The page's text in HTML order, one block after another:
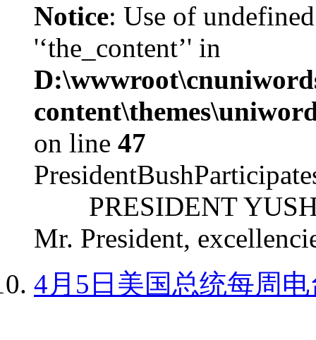
Notice: Use of
'‘the_content’' in
on line 47
PRESIDENT
Mr. President,
4月5日美国总统每周